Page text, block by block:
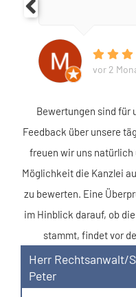
vor 2
Bewertungen sind für
Feedback über unsere
freuen wir uns natürlich
Möglichkeit die Kanzlei
zu bewerten. Eine
im Hinblick darauf, ob
stammt, findet vor
Herr Rechtsanwalt/
Peter